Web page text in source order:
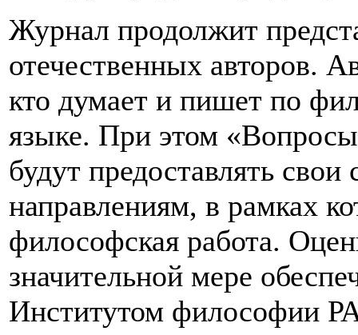
Журнал продолжит
отечественных авторов.
кто думает и пишет по
языке. При этом
будут предоставлять
направлениям, в рамках
философская работа.
значительной мере
Институтом философии